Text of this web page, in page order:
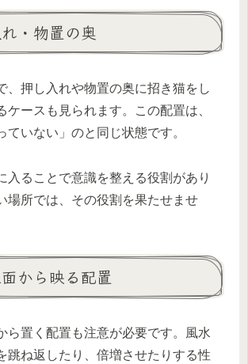
・物置の奥
、押し入れや物置の奥に招き猫をし
ケースも見られます。この配置は、
ていない」のと同じ状態です。
入ることで意識を整える役割があり
場所では、その役割を果たせませ
から映る配置
ら置く配置も注意が必要です。風水
跳ね返したり、倍増させたりする性